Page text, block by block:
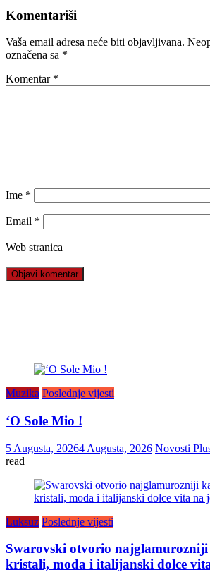
Komentariši
Vaša email adresa neće biti objavljivana.
označena sa *
Komentar *
Ime *
Email *
Web stranica
Muzika Poslednje vijesti
‘O Sole Mio !
5 Augusta, 20264 Augusta, 2026 Novosti
read
Luksuz Poslednje vijesti
Swarovski otvorio
kristali, moda i italijanski dolce